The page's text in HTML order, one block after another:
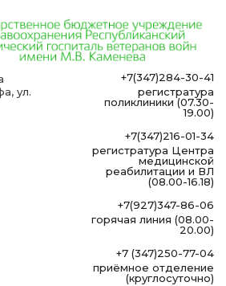
ул.
+7(347)284-30-41
регистратура
поликлиники (07.30-
19.00)
+7(347)216-01-34
регистратура Центра
медицинской
реабилитации и ВЛ
(08.00-16.18)
+7(927)347-86-06
горячая линия (08.00-
20.00)
+7 (347)250-77-04
приёмное отделение
(круглосуточно)